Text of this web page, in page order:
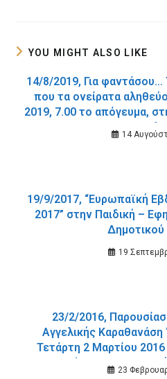
YOU MIGHT ALSO LIKE
14/8/2019, Για φαντάσου…
που τα ονείρατα
2019, 7.00 το απόγευμα, στη Δημοτική Βιβλιοθήκη
14
19/9/2017, “Ευρωπαϊκή
2017” στην Παιδική – Εφηβική Βιβλιοθήκη του
19
23/2/2016,
Αγγελικής Καραθανάση
Τετάρτη 2 Μαρτίου
χώρο της
23